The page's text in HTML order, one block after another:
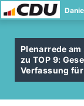
Plenarrede
zu TOP 9:
Verfassung für